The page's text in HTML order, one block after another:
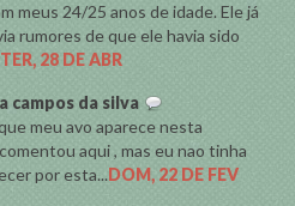
meus 24/25 anos de idade. Ele já
rumores de que ele havia sido
TER, 28 DE ABR
campos da silva
meu avo aparece nesta
aqui , mas eu nao tinha
por esta...DOM, 22 DE FEV